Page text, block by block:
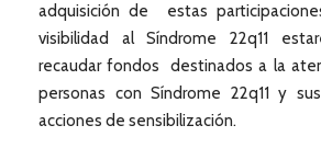
adquisición de estas
visibilidad al Síndrome 22q11
recaudar fondos destinados a la
personas con Síndrome 22q11 y
acciones de sensibilización.